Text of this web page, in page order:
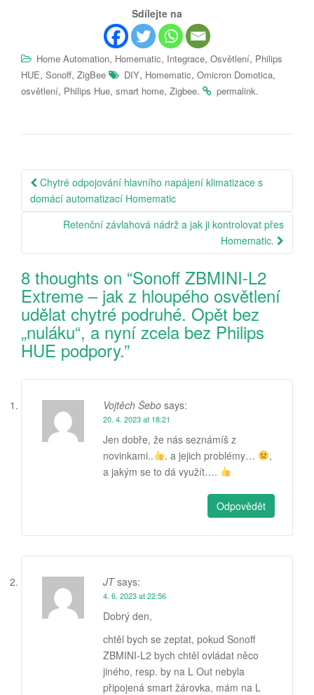
Sdílejte na
Home Automation, Homematic, Integrace, Osvětlení, Philips
HUE, Sonoff, ZigBee DIY, Homematic, Omicron Domotica,
osvětlení, Philips Hue, smart home, Zigbee. permalink.
Post
navigation
Chytré odpojování hlavního napájení klimatizace s
domácí automatizací Homematic
Retenční závlahová nádrž a jak ji kontrolovat přes
Homematic.
8 thoughts on “Sonoff ZBMINI-L2
Extreme – jak z hloupého osvětlení
udělat chytré podruhé. Opět bez
„nuláku“, a nyní zcela bez Philips
HUE podpory.”
Vojtěch Šebo says:
20. 4. 2023 at 18:21
Jen dobře, že nás seznámíš z
novinkami..
. a jejich problémy…
,
a jakým se to dá využít….
Odpovědět
JT says:
4. 6. 2023 at 22:56
Dobrý den,
chtěl bych se zeptat, pokud Sonoff
ZBMINI-L2 bych chtěl ovládat něco
jiného, resp. by na L Out nebyla
připojená smart žárovka, mám na L